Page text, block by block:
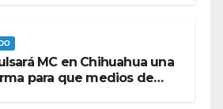
MC en Chihuahua una
para que medios de